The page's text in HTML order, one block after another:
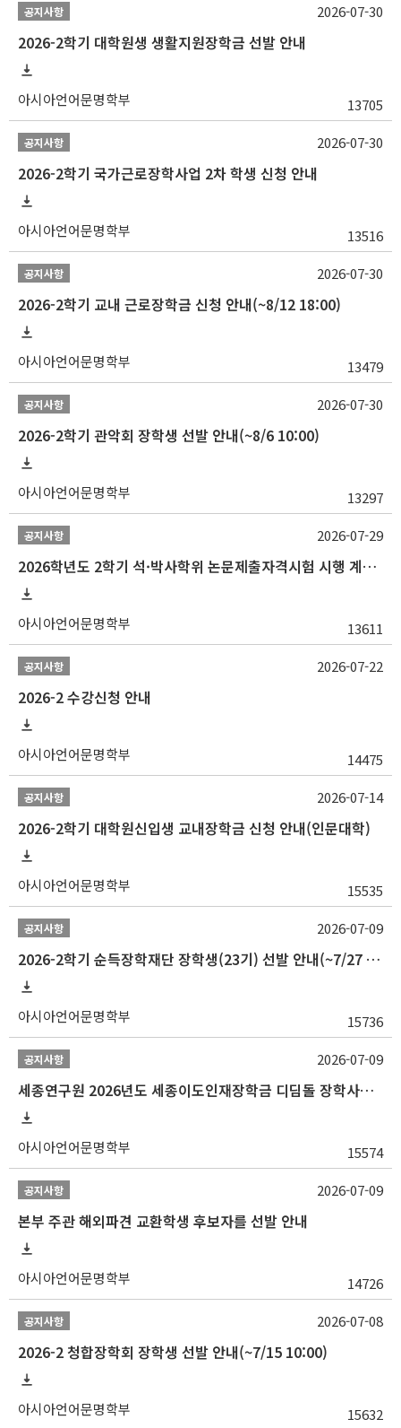
공지사항
2026-2학기 대학원생 생활지원장학금 선발 안내
아시아언어문명학부 13705
2026-07-30
공지사항
2026-2학기 국가근로장학사업 2차 학생 신청 안내
아시아언어문명학부 13516
2026-07-30
공지사항
2026-2학기 교내 근로장학금 신청 안내(~8/12 18:00)
아시아언어문명학부 13479
2026-07-30
공지사항
2026-2학기 관악회 장학생 선발 안내(~8/6 10:00)
아시아언어문명학부 13297
2026-07-30
공지사항
2026학년도 2학기 석·박사학위 논문제출자격시험 시행 계획 공고
아시아언어문명학부 13611
2026-07-29
공지사항
2026-2 수강신청 안내
아시아언어문명학부 14475
2026-07-22
공지사항
2026-2학기 대학원신입생 교내장학금 신청 안내(인문대학)
아시아언어문명학부 15535
2026-07-14
공지사항
2026-2학기 순득장학재단 장학생(23기) 선발 안내(~7/27 10:00)
아시아언어문명학부 15736
2026-07-09
공지사항
세종연구원 2026년도 세종이도인재장학금 디딤돌 장학사업 학자금대출 관련분야(원금상환, 이자지원) 신청 사업 안내
아시아언어문명학부 15574
2026-07-09
공지사항
본부 주관 해외파견 교환학생 후보자를 선발 안내
아시아언어문명학부 14726
2026-07-09
공지사항
2026-2 청합장학회 장학생 선발 안내(~7/15 10:00)
아시아언어문명학부 15632
2026-07-08